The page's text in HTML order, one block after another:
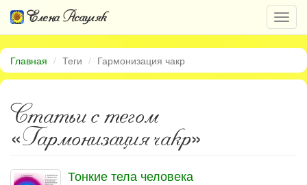
Елена Асауляк
Главная Теги Гармонизация чакр
Статьи с тегом
«Гармонизация чакр»
Тонкие тела человека